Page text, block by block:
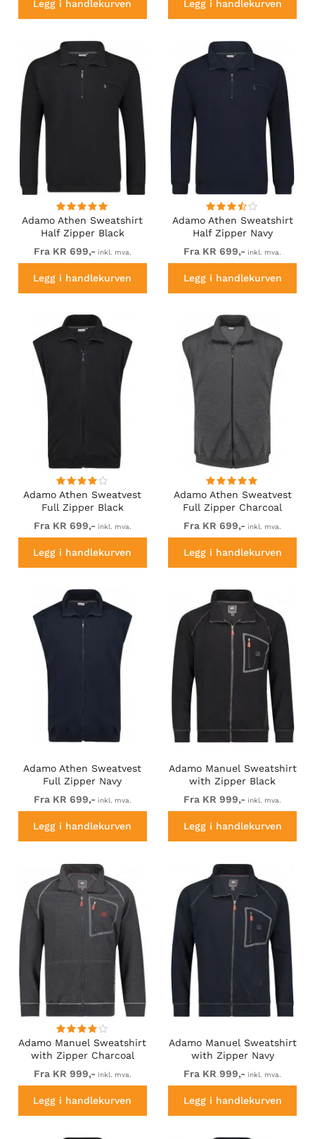
Legg i handlekurven Legg i handlekurven
Adamo Athen Sweatshirt
Half Zipper Black
Fra KR 699,- inkl. mva.
Legg i handlekurven
Adamo Athen Sweatshirt
Half Zipper Navy
Fra KR 699,- inkl. mva.
Legg i handlekurven
Adamo Athen Sweatvest
Full Zipper Black
Fra KR 699,- inkl. mva.
Legg i handlekurven
Adamo Athen Sweatvest
Full Zipper Charcoal
Fra KR 699,- inkl. mva.
Legg i handlekurven
Adamo Athen Sweatvest
Full Zipper Navy
Fra KR 699,- inkl. mva.
Legg i handlekurven
Adamo Manuel Sweatshirt
with Zipper Black
Fra KR 999,- inkl. mva.
Legg i handlekurven
Adamo Manuel Sweatshirt
with Zipper Charcoal
Fra KR 999,- inkl. mva.
Legg i handlekurven
Adamo Manuel Sweatshirt
with Zipper Navy
Fra KR 999,- inkl. mva.
Legg i handlekurven